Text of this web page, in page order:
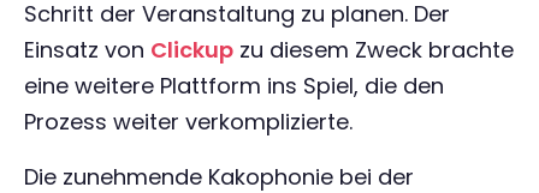
Schritt der Veranstaltung zu planen. Der
Einsatz von Clickup zu diesem Zweck brachte
eine weitere Plattform ins Spiel, die den
Prozess weiter verkomplizierte.
Die zunehmende Kakophonie bei der